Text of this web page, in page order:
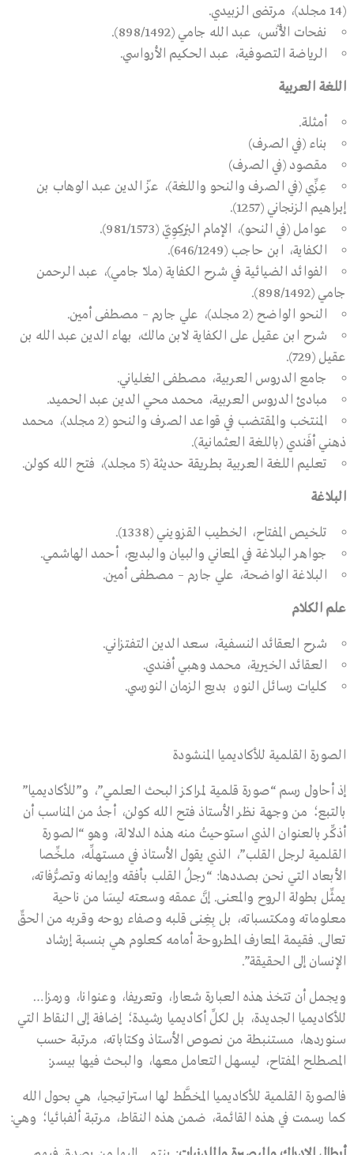
(14 مجلد)، مرتضى الزبيدي.
نفحات الأُنْس، عبد الله جامي (898/1492).
الرياضة التصوفية، عبد الحكيم الأرواسي.
اللغة العربية
أمثلة.
بناء (في الصرف)
مقصود (في الصرف)
عِزِّي (في الصرف والنحو واللغة)، عزّ الدين عبد الوهاب بن
إبراهيم الزنجاني (1257).
عوامل (في النحو)، الإمام البِرْكِوِيّ (981/1573).
الكفاية، ابن حاجب (646/1249).
الفوائد الضيائية في شرح الكفاية (ملاّ جامي)، عبد الرحمن
جامي (898/1492).
النحو الواضح (2 مجلد)، علي جارم – مصطفى أمين.
شرح ابن عقيل على الكفاية لابن مالك، بهاء الدين عبد الله بن
عقيل (729).
جامع الدروس العربية، مصطفى الغلياني.
مبادئ الدروس العربية، محمد محي الدين عبد الحميد.
المنتخب والمقتضب في قواعد الصرف والنحو (2 مجلد)، محمد
ذهني أفَندي (باللغة العثمانية).
تعليم اللغة العربية بطريقة حديثة (5 مجلد)، فتح الله كولن.
البلاغة
تلخيص المفتاح، الخطيب القزويني (1338).
جواهر البلاغة في المعاني والبيان والبديع، أحمد الهاشمي.
البلاغة الواضحة، علي جارم – مصطفى أمين.
علم الكلام
شرح العقائد النسفية، سعد الدين التفتزاني.
العقائد الخيرية، محمد وهبي أفندي.
كليات رسائل النور، بديع الزمان النورسي.
الصورة القلمية للأكاديميا المنشودة
إذ أحاول رسم “صورة قلمية لمراكز البحث العلمي”، و”للأكاديميا”
بالتبع؛ من وجهة نظر الأستاذ فتح الله كولن، أجدُ من المناسب أن
أذكِّر بالعنوان الذي استوحيتُ منه هذه الدلالة، وهو “الصورة
القلمية لرجل القلب”، الذي يقول الأستاذ في مستهلِّه، ملخِّصا
الأبعاد التي نحن بصددها: “رجلُ القلب بأفقه وإيمانه وتصرُّفاته،
يمثِّل بطولة الروح والمعنى. إنَّ عمقه وسعته ليسَا من ناحية
معلوماته ومكتسباته، بل بِغِنى قلبه وصفاء روحه وقربه من الحقِّ
تعالى. فقيمة المعارف المطروحة أمامه كعلوم هي بنسبة إرشاد
الإنسان إلى الحقيقة”.
ويجمل أن تتخذ هذه العبارة شعارا، وتعريفا، وعنوانا، ورمزا…
للأكاديميا الجديدة، بل لكلِّ أكاديميا رشيدة؛ إضافة إلى النقاط التي
سنوردها، مستنبطة من نصوص الأستاذ وكتاباته، مرتبة حسب
المصطلح المفتاح، ليسهل التعامل معها، والبحث فيها بيسر:
فالصورة القلمية للأكاديميا المخطَّط لها استراتيجيا، هي بحول الله
كما رسمت في هذه القائمة، ضمن هذه النقاط، مرتبة ألفبائيا؛ وهي: